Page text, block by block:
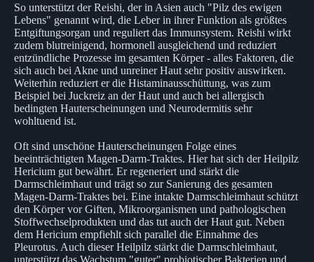
So unterstützt der Reishi, der in Asien auch "Pilz des ewigen
Lebens" genannt wird, die Leber in ihrer Funktion als größtes
Entgiftungsorgan und reguliert das Immunsystem. Reishi wirkt
zudem blutreinigend, hormonell ausgleichend und reduziert
entzündliche Prozesse im gesamten Körper - alles Faktoren, die
sich auch bei Akne und unreiner Haut sehr positiv auswirken.
Weiterhin reduziert er die Histaminausschüttung, was zum
Beispiel bei Juckreiz an der Haut und auch bei allergisch
bedingten Hauterscheinungen und Neurodermitis sehr
wohltuend ist.
Oft sind unschöne Hauterscheinungen Folge eines
beeinträchtigten Magen-Darm-Traktes. Hier hat sich der Heilpilz
Hericium gut bewährt. Er regeneriert und stärkt die
Darmschleimhaut und trägt so zur Sanierung des gesamten
Magen-Darm-Traktes bei. Eine intakte Darmschleimhaut schützt
den Körper vor Giften, Mikroorganismen und pathologischen
Stoffwechselprodukten und das tut auch der Haut gut. Neben
dem Hericium empfiehlt sich parallel die Einnahme des
Pleurotus. Auch dieser Heilpilz stärkt die Darmschleimhaut,
unterstützt das Wachstum "guter" probiotischer Bakterien und